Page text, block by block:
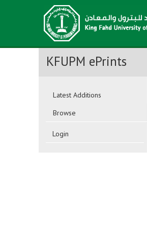
KFUPM ePrints
Latest Additions
Browse
Login